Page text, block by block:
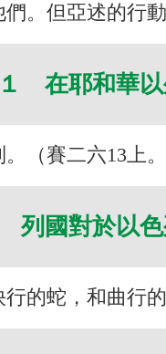
。但亞述的行
１ 在耶和華以
（賽二六13上
列國對於以色
的蛇，和曲行